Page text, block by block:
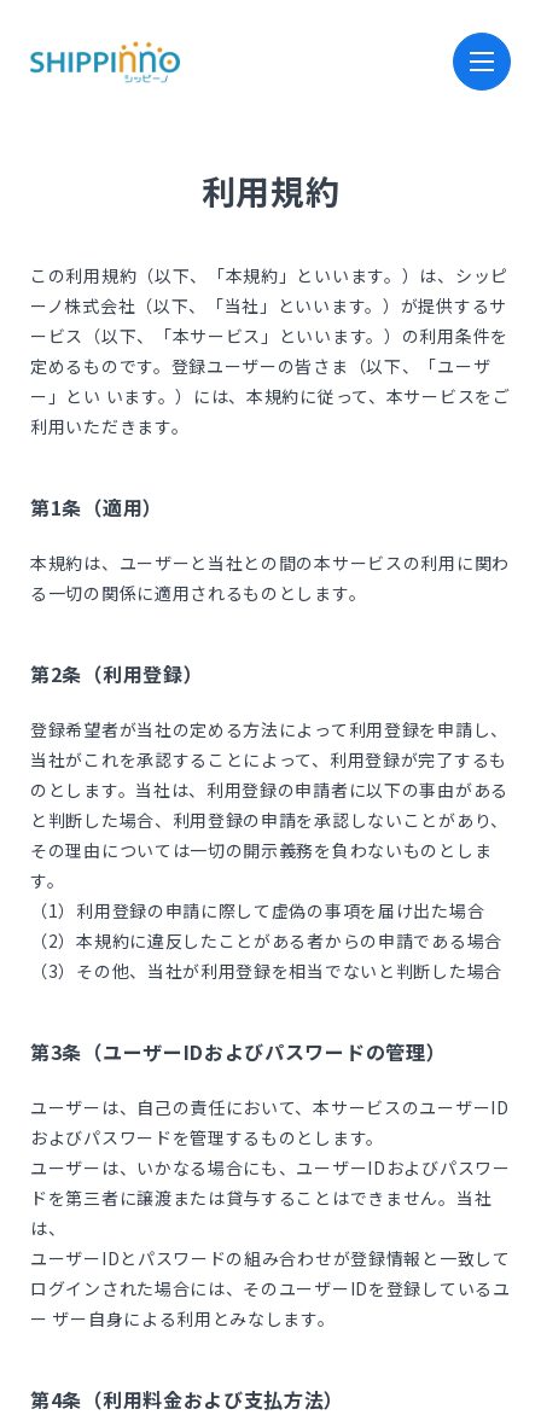
サービス
Service
会社情報
Recruit
お知らせ
Newsroom
プライバシーポリシー
利用規約
パートナー制度に関する利用規約
売上仕入れに関する利用規約
利用規約
この利用規約（以下、「本規約」といいます。）は、シッピ
ーノ株式会社（以下、「当社」といいます。）が提供するサ
ービス（以下、「本サービス」といいます。）の利用条件を
定めるものです。登録ユーザーの皆さま（以下、「ユーザ
ー」とい います。）には、本規約に従って、本サービスをご
利用いただきます。
第1条（適用）
本規約は、ユーザーと当社との間の本サービスの利用に関わ
る一切の関係に適用されるものとします。
第2条（利用登録）
登録希望者が当社の定める方法によって利用登録を申請し、
当社がこれを承認することによって、利用登録が完了するも
のとします。当社は、利用登録の申請者に以下の事由がある
と判断した場合、利用登録の申請を承認しないことがあり、
その理由については一切の開示義務を負わないものとしま
す。
（1）利用登録の申請に際して虚偽の事項を届け出た場合
（2）本規約に違反したことがある者からの申請である場合
（3）その他、当社が利用登録を相当でないと判断した場合
第3条（ユーザーIDおよびパスワードの管理）
ユーザーは、自己の責任において、本サービスのユーザーID
およびパスワードを管理するものとします。
ユーザーは、いかなる場合にも、ユーザーIDおよびパスワー
ドを第三者に譲渡または貸与することはできません。当社
は、
ユーザーIDとパスワードの組み合わせが登録情報と一致して
ログインされた場合には、そのユーザーIDを登録しているユ
ー ザー自身による利用とみなします。
第4条（利用料金および支払方法）